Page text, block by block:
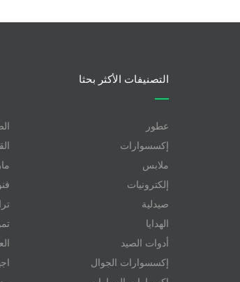
التصنيفات الأكثر بحثا
عطور
إكسسوارات
ملابس
إلكترونيات
صيدلية
الهدايا
أدوات الصيد
إكسسوارات الجوال